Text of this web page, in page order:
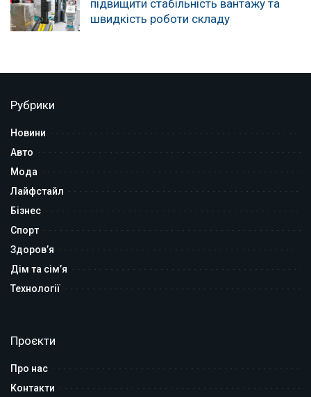
підвищити стабільність вантажу та
швидкість роботи складу
Рубрики
Новини
Авто
Мода
Лайфстайл
Бізнес
Спорт
Здоров’я
Дім та сім’я
Технології
Проєкти
Про нас
Контакти